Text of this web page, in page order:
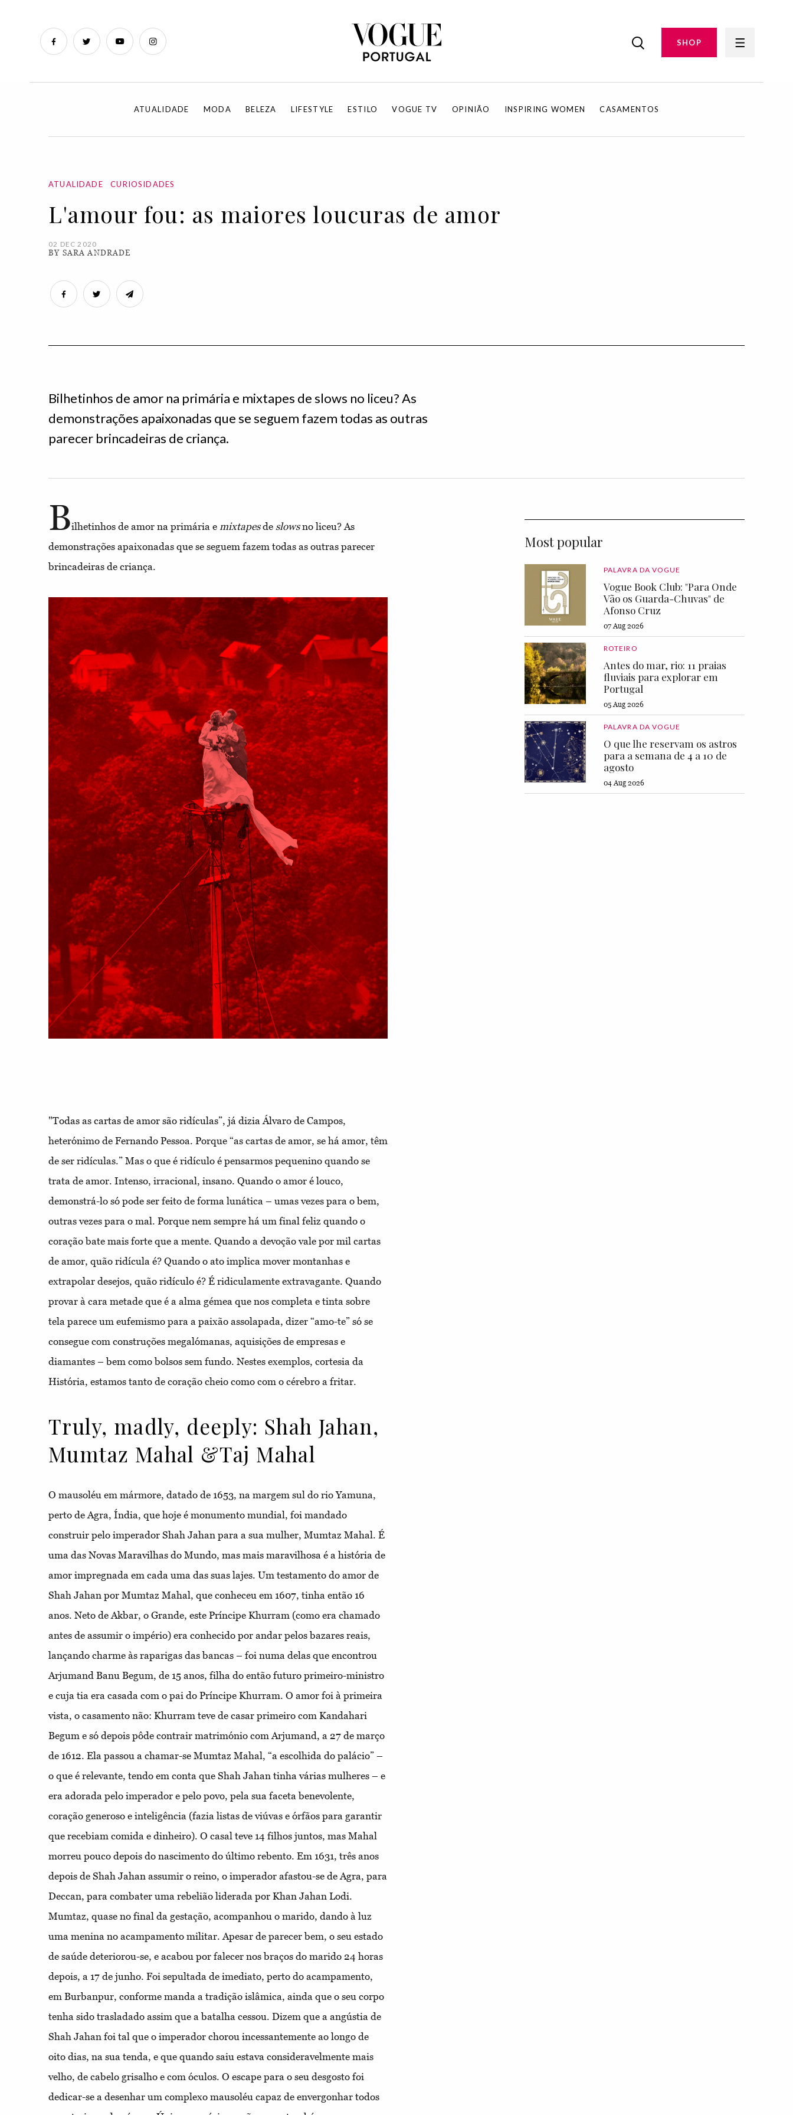
SHOP
ATUALIDADE MODA BELEZA LIFESTYLE ESTILO VOGUE TV OPINIÃO INSPIRING WOMEN CASAMENTOS
ATUALIDADE CURIOSIDADES
L'amour fou: as maiores loucuras de amor
02 DEC 2020
BY SARA ANDRADE
Bilhetinhos de amor na primária e mixtapes de slows no liceu? As
demonstrações apaixonadas que se seguem fazem todas as outras
parecer brincadeiras de criança.
Bilhetinhos de amor na primária e mixtapesde slowsno liceu? As
demonstrações apaixonadas que se seguem fazem todas as outras parecer
brincadeiras de criança.
"Todas as cartas de amor são ridículas”, já dizia Álvaro de Campos,
heterónimo de Fernando Pessoa. Porque “as cartas de amor, se há amor, têm
de ser ridículas.” Mas o que é ridículo é pensarmos pequenino quando se
trata de amor. Intenso, irracional, insano. Quando o amor é louco,
demonstrá-lo só pode ser feito de forma lunática – umas vezes para o bem,
outras vezes para o mal. Porque nem sempre há um final feliz quando o
coração bate mais forte que a mente. Quando a devoção vale por mil cartas
de amor, quão ridícula é? Quando o ato implica mover montanhas e
extrapolar desejos, quão ridículo é? É ridiculamente extravagante. Quando
provar à cara metade que é a alma gémea que nos completa e tinta sobre
tela parece um eufemismo para a paixão assolapada, dizer “amo-te” só se
consegue com construções megalómanas, aquisições de empresas e
diamantes – bem como bolsos sem fundo. Nestes exemplos, cortesia da
História, estamos tanto de coração cheio como com o cérebro a fritar.
Truly, madly, deeply: Shah Jahan,
Mumtaz Mahal &Taj Mahal
O mausoléu em mármore, datado de 1653, na margem sul do rio Yamuna,
perto de Agra, Índia, que hoje é monumento mundial, foi mandado
construir pelo imperador Shah Jahan para a sua mulher, Mumtaz Mahal. É
uma das Novas Maravilhas do Mundo, mas mais maravilhosa é a história de
amor impregnada em cada uma das suas lajes. Um testamento do amor de
Shah Jahan por Mumtaz Mahal, que conheceu em 1607, tinha então 16
anos. Neto de Akbar, o Grande, este Príncipe Khurram (como era chamado
antes de assumir o império) era conhecido por andar pelos bazares reais,
lançando charme às raparigas das bancas – foi numa delas que encontrou
Arjumand Banu Begum, de 15 anos, filha do então futuro primeiro-ministro
e cuja tia era casada com o pai do Príncipe Khurram. O amor foi à primeira
vista, o casamento não: Khurram teve de casar primeiro com Kandahari
Begum e só depois pôde contrair matrimónio com Arjumand, a 27 de março
de 1612. Ela passou a chamar-se Mumtaz Mahal, “a escolhida do palácio” –
o que é relevante, tendo em conta que Shah Jahan tinha várias mulheres – e
era adorada pelo imperador e pelo povo, pela sua faceta benevolente,
coração generoso e inteligência (fazia listas de viúvas e órfãos para garantir
que recebiam comida e dinheiro). O casal teve 14 filhos juntos, mas Mahal
morreu pouco depois do nascimento do último rebento. Em 1631, três anos
depois de Shah Jahan assumir o reino, o imperador afastou-se de Agra, para
Deccan, para combater uma rebelião liderada por Khan Jahan Lodi.
Mumtaz, quase no final da gestação, acompanhou o marido, dando à luz
uma menina no acampamento militar. Apesar de parecer bem, o seu estado
de saúde deteriorou-se, e acabou por falecer nos braços do marido 24 horas
depois, a 17 de junho. Foi sepultada de imediato, perto do acampamento,
em Burbanpur, conforme manda a tradição islâmica, ainda que o seu corpo
tenha sido trasladado assim que a batalha cessou. Dizem que a angústia de
Shah Jahan foi tal que o imperador chorou incessantemente ao longo de
oito dias, na sua tenda, e que quando saiu estava consideravelmente mais
velho, de cabelo grisalho e com óculos. O escape para o seu desgosto foi
dedicar-se a desenhar um complexo mausoléu capaz de envergonhar todos
Most popular
PALAVRA DA VOGUE
Vogue Book Club: "Para Onde
Vão os Guarda-Chuvas" de
Afonso Cruz
07 Aug 2026
ROTEIRO
Antes do mar, rio: 11 praias
fluviais para explorar em
Portugal
05 Aug 2026
PALAVRA DA VOGUE
O que lhe reservam os astros
para a semana de 4 a 10 de
agosto
04 Aug 2026